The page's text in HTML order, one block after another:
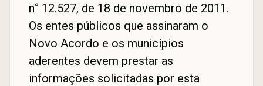
n° 12.527, de 18 de novembro de 2011.
Os entes públicos que assinaram o
Novo Acordo e os municípios
aderentes devem prestar as
informações solicitadas por esta